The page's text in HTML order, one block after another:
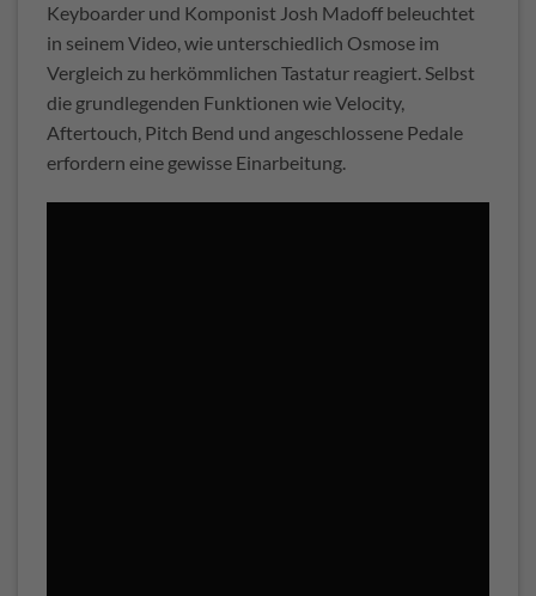
Keyboarder und Komponist Josh Madoff beleuchtet
in seinem Video, wie unterschiedlich Osmose im
Vergleich zu herkömmlichen Tastatur reagiert. Selbst
die grundlegenden Funktionen wie Velocity,
Aftertouch, Pitch Bend und angeschlossene Pedale
erfordern eine gewisse Einarbeitung.